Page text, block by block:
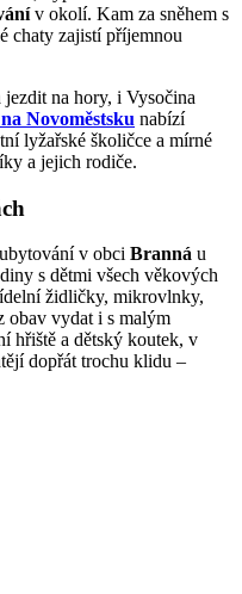
v okolí. Kam za sněhem s
chaty zajistí příjemnou
na hory, i Vysočina
Novoměstsku nabízí
lyžařské školičce a mírné
a jejich rodiče.
v obci Branná u
s dětmi všech věkových
židličky, mikrovlnky,
obav vydat i s malým
hřiště a dětský koutek, v
dopřát trochu klidu –